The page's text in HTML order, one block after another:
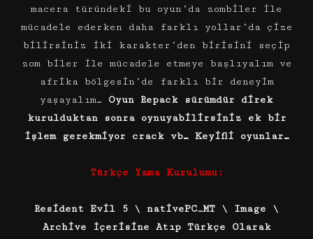
macera türündeki bu oyun’da zombiler ile
mücadele ederken daha farklı yollar’da çize
bilirsiniz iki karakter’den birisini seçip
zom biler ile mücadele etmeye başlıyalım ve
afrika bölgesin’de farklı bir deneyim
yaşayalım… Oyun Repack sürümdür direk
kurulduktan sonra oynuyabilirsiniz ek bir
işlem gerekmiyor crack vb… Keyifli oyunlar…
Türkçe Yama Kurulumu:
Resident Evil 5 \ nativePC_MT \ Image \
Archive İçerisine Atıp Türkçe Olarak